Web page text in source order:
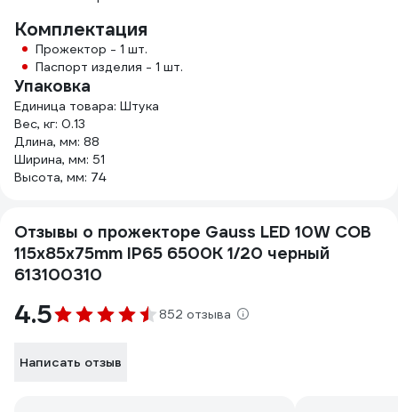
Комплектация
Прожектор - 1 шт.
Паспорт изделия - 1 шт.
Упаковка
Единица товара: Штука
Вес, кг: 0.13
Длина, мм: 88
Ширина, мм: 51
Высота, мм: 74
Отзывы о прожекторе Gauss LED 10W COB
115x85x75mm IP65 6500К 1/20 черный
613100310
4.5 852 отзыва
Написать отзыв